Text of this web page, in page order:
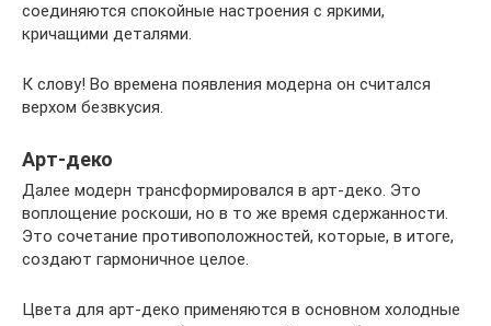
соединяются спокойные настроения с яркими,
кричащими деталями.
К слову! Во времена появления модерна он считался
верхом безвкусия.
Арт-деко
Далее модерн трансформировался в арт-деко. Это
воплощение роскоши, но в то же время сдержанности.
Это сочетание противоположностей, которые, в итоге,
создают гармоничное целое.
Цвета для арт-деко применяются в основном холодные